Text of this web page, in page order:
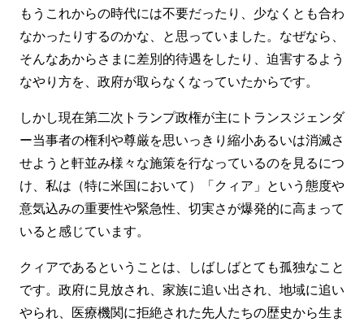
もうこれからの時代には不要だったり、少なくとも合わ
なかったりするのかな、と思っていました。なぜなら、
そんなあからさまに差別的待遇をしたり、迫害するよう
なやり方を、政府が取らなくなっていたからです。
しかし現在第二次トランプ政権が主にトランスジェンダ
ー当事者の権利や尊厳を思いっきり縮小あるいは消滅さ
せようと軒並み様々な施策を行なっているのを見るにつ
け、私は（特に米国において）「クィア」という態度や
意気込みの重要性や緊急性、切実さが爆発的に高まって
いると感じています。
クィアであるということは、しばしばとても孤独なこと
です。政府に見放され、家族に追い出され、地域に追い
やられ、医療機関に拒絶された先人たちの歴史から生ま